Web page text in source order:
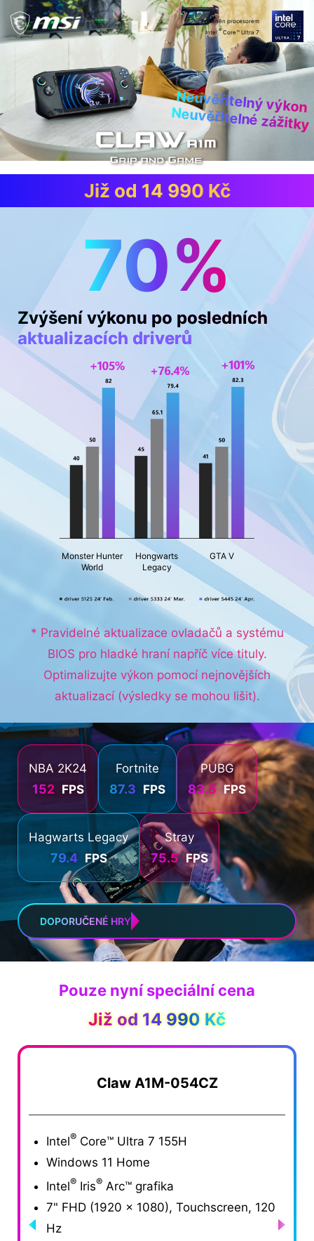
Poháněn procesorem
Intel®Core™ Ultra 7
Již od 14 990 Kč
Neuvěřitelný výkon
Neuvěřitelné zážitky
70%
Zvýšení výkonu po posledních
aktualizacích driverů
Monster Hunter
World
Hongwarts
Legacy
GTA V
* Pravidelné aktualizace ovladačů a systému
BIOS pro hladké hraní napříč více tituly.
Optimalizujte výkon pomocí nejnovějších
aktualizací (výsledky se mohou lišit).
NBA 2K24
152 FPS
Fortnite
87.3 FPS
PUBG
83.5 FPS
Hagwarts Legacy
79.4 FPS
Stray
75.5 FPS
DOPORUČENÉ HRY
Pouze nyní speciální cena
Již od 14 990 Kč
Claw A1M-054CZ
Intel®Core™ Ultra 7 155H
Windows 11 Home
Intel®Iris®Arc™ grafika
7" FHD (1920 x 1080), Touchscreen, 120
Hz